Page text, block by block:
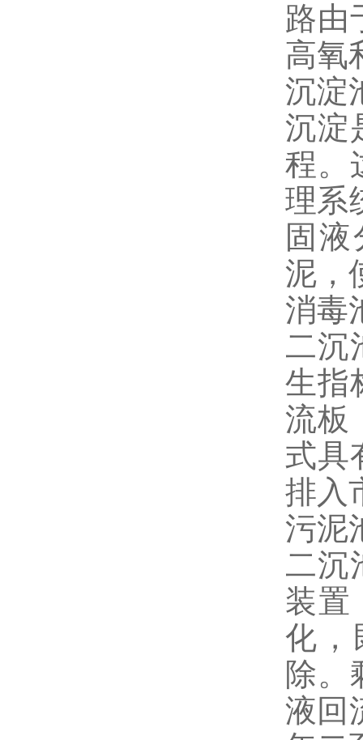
路由
高氧
沉淀
沉淀
程。
理系
固
泥，
消毒
二沉
生指
流板
式具
排入
污泥
二沉
装置
化，
除。
液回